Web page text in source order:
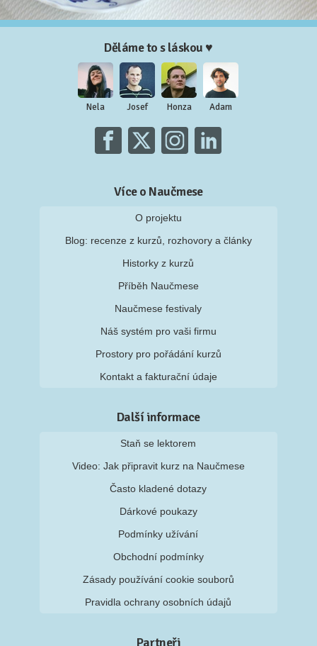
Děláme to s láskou ♥
Nela Josef Honza Adam
Více o Naučmese
O projektu
Blog: recenze z kurzů, rozhovory a články
Historky z kurzů
Příběh Naučmese
Naučmese festivaly
Náš systém pro vaši firmu
Prostory pro pořádání kurzů
Kontakt a fakturační údaje
Další informace
Staň se lektorem
Video: Jak připravit kurz na Naučmese
Často kladené dotazy
Dárkové poukazy
Podmínky užívání
Obchodní podmínky
Zásady používání cookie souborů
Pravidla ochrany osobních údajů
Partneři